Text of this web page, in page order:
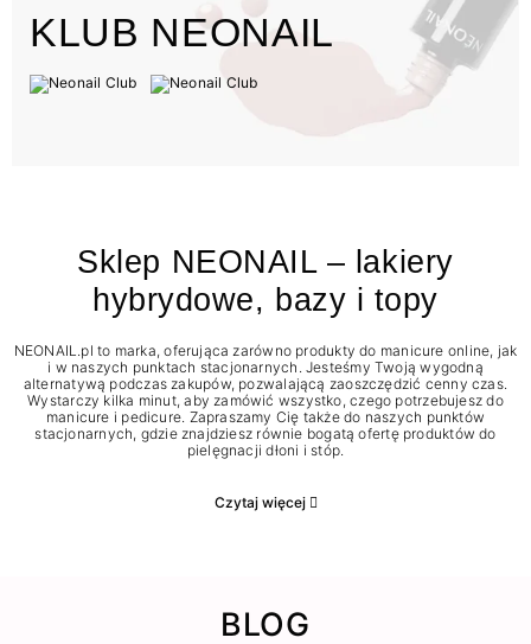
KLUB NEONAIL
Sklep NEONAIL – lakiery
hybrydowe, bazy i topy
NEONAIL.pl to marka, oferująca zarówno produkty do manicure online, jak
i w naszych punktach stacjonarnych. Jesteśmy Twoją wygodną
alternatywą podczas zakupów, pozwalającą zaoszczędzić cenny czas.
Wystarczy kilka minut, aby zamówić wszystko, czego potrzebujesz do
manicure i pedicure. Zapraszamy Cię także do naszych punktów
stacjonarnych, gdzie znajdziesz równie bogatą ofertę produktów do
pielęgnacji dłoni i stóp.
Czytaj więcej
BLOG